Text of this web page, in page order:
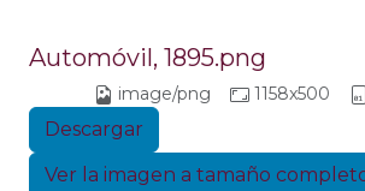
Automóvil, 1895.png
image/png 1158x500
Descargar
Ver la imagen a tamaño